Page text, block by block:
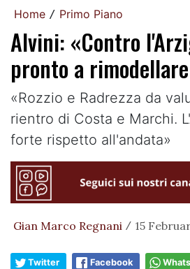
Home / Primo Piano
Alvini: «Contro
pronto a
«Rozzio e Radrezza da
rientro di Costa e Marchi.
forte rispetto all'andata»
Gian Marco Regnani / 15
Twitter Facebook